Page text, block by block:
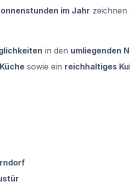
im Jahr zeichnen
in den umliegenden
sowie ein reichhaltiges